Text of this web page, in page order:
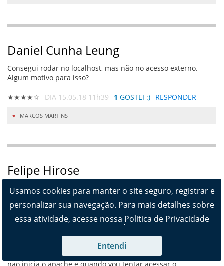
Daniel Cunha Leung
Consegui rodar no localhost, mas não no acesso externo.
Algum motivo para isso?
★★★★☆ DIA 15.05.18 11h39 1 GOSTEI :) RESPONDER
MARCOS MARTINS
Felipe Hirose
Olá amigo estou usando o wampserver3.1.0 - 64bits, instalei
ele em C:wamp, segue seu tutorial, consegui gerar o
private.key e o certificate.crt, mas quando vou tentar alterar o
httpd.conf para habilitar o Include conf/extra/httpd-ssl.conf
ele não deixa iniciar o apache, eu tive que fazer a ativação
dos outros modulos do apache pelo proprio wampserver sem
ser editando o httpd.conf pq ele não deixa se eu tentar editar
qualquer coisa manualmente direto no arquivo httpd.conf ele
Usamos cookies para manter o site seguro, registrar e
personalizar sua navegação. Para mais detalhes sobre
essa atividade, acesse nossa Politica de Privacidade
Entendi